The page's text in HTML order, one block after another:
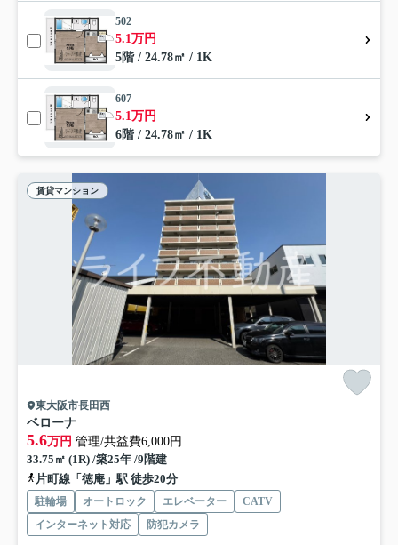
502
5.1万円
5階 / 24.78㎡ / 1K
607
5.1万円
6階 / 24.78㎡ / 1K
賃貸マンション
東大阪市長田西
ベローナ
5.6万円 管理/共益費6,000円
33.75㎡ (1R) /築25年 /9階建
片町線「徳庵」駅 徒歩20分
駐輪場 オートロック エレベーター
CATV
インターネット対応
防犯カメラ